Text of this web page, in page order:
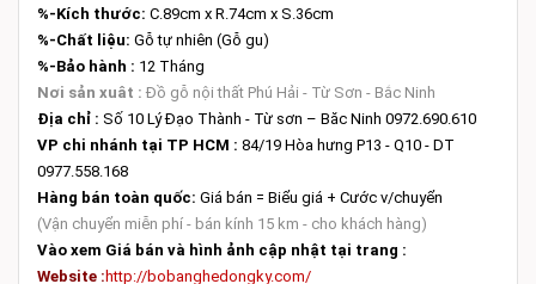
%-Kích thước: C.89cm x R.74cm x S.36cm
%-Chất liệu: Gỗ tự nhiên (Gỗ gu)
%-Bảo hành : 12 Tháng
Nơi sản xuât : Đồ gỗ nội thất Phú Hải - Từ Sơn - Bắc Ninh
Địa chỉ : Số 10 Lý Đạo Thành - Từ sơn – Băc Ninh 0972.690.610
VP chi nhánh tại TP HCM : 84/19 Hòa hưng P13 - Q10 - DT
0977.558.168
Hàng bán toàn quốc: Giá bán = Biểu giá + Cước v/chuyển
(Vận chuyển miễn phí - bán kính 15 km - cho khách hàng)
Vào xem Giá bán và hình ảnh cập nhật tại trang :
Website : http://bobanghedongky.com/